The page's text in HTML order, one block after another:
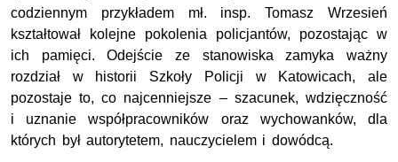
codziennym przykładem mł. insp. Tomasz Wrzesień
kształtował kolejne pokolenia policjantów, pozostając w
ich pamięci. Odejście ze stanowiska zamyka ważny
rozdział w historii Szkoły Policji w Katowicach, ale
pozostaje to, co najcenniejsze – szacunek, wdzięczność
i uznanie współpracowników oraz wychowanków, dla
których był autorytetem, nauczycielem i dowódcą.